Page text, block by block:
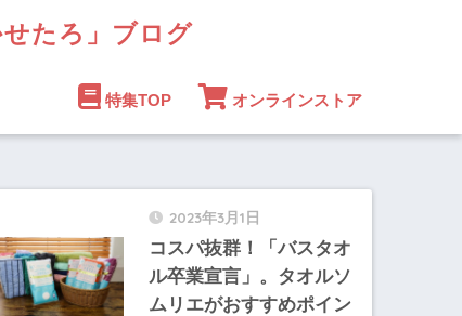
たろ」ブログ
特集TOP オンラインストア
2023年3月1日
コスパ抜群！「バスタオ
ル卒業宣言」。タオルソ
ムリエがおすすめポイン